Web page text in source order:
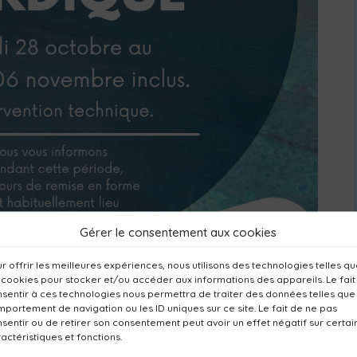
Gérer le consentement aux cookies
offrir les meilleures expériences, nous utilisons des technologies telles
cookies pour stocker et/ou accéder aux informations des appareils. Le
à ces technologies nous permettra de traiter des données telles
de navigation ou les ID uniques sur ce site. Le fait de ne pas
ou de retirer son consentement peut avoir un effet négatif sur
et fonctions.
bassin nordique, initialement prévue jusqu’au
prolongée jusqu’au mercredi 06 novembre